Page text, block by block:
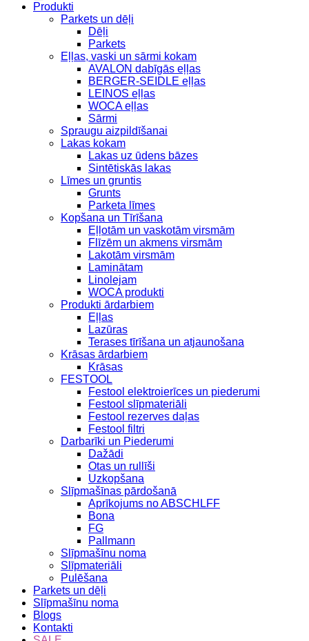
Produkti
Parkets un dēļi
Dēļi
Parkets
Eļļas, vaski un sārmi kokam
AVALON dabīgās eļļas
BERGER-SEIDLE eļļas
LEINOS eļļas
WOCA eļļas
Sārmi
Spraugu aizpildīšanai
Lakas kokam
Lakas uz ūdens bāzes
Sintētiskās lakas
Līmes un gruntis
Grunts
Parketa līmes
Kopšana un Tīrīšana
Eļļotām un vaskotām virsmām
Flīzēm un akmens virsmām
Lakotām virsmām
Laminātam
Linolejam
WOCA produkti
Produkti ārdarbiem
Eļļas
Lazūras
Terases tīrīšana un atjaunošana
Krāsas ārdarbiem
Krāsas
FESTOOL
Festool elektroierīces un piederumi
Festool slīpmateriāli
Festool rezerves daļas
Festool filtri
Darbarīki un Piederumi
Dažādi
Otas un rullīši
Uzkopšana
Slīpmašīnas pārdošanā
Aprīkojums no ABSCHLFF
Bona
FG
Pallmann
Slīpmašīnu noma
Slīpmateriāli
Pulēšana
Parkets un dēļi
Slīpmašīnu noma
Blogs
Kontakti